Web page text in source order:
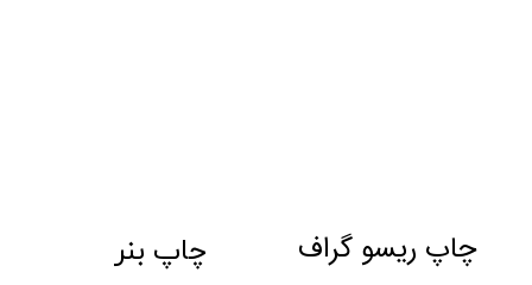
چاپ بنر چاپ ریسو گراف